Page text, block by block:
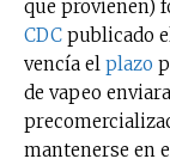
que provienen)
CDC publicado
vencía el plazo
de vapeo
mantenerse en